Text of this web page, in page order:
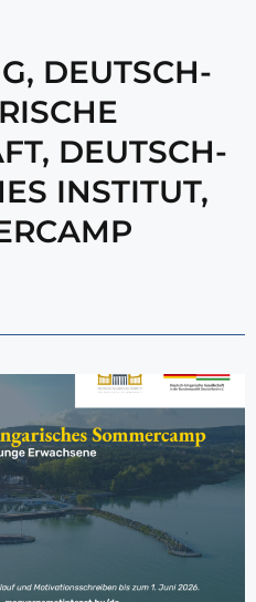
, DEUTSCH-
, DEUTSCH-
INSTITUT,